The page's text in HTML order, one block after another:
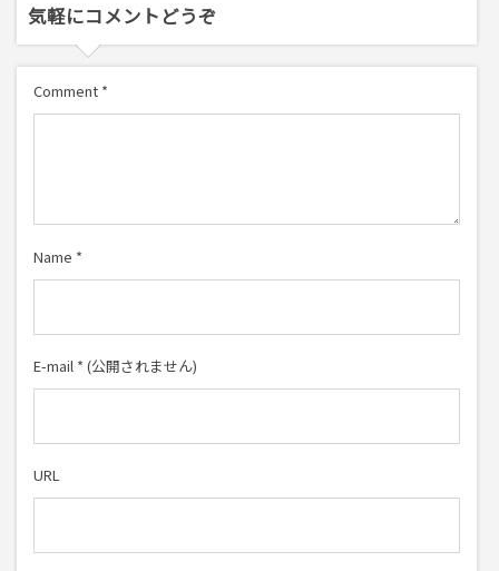
気軽にコメントどうぞ
Comment *
Name *
E-mail * (公開されません)
URL